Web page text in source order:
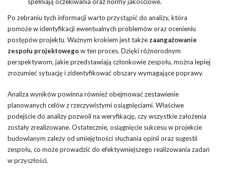
spełniają oczekiwania oraz normy jakościowe.
Po zebraniu tych informacji warto przystąpić do analizy, która
pomoże w identyfikacji ewentualnych problemów oraz ocenieniu
postępów projektu. Ważnym krokiem jest takżezaangażowanie
zespołu projektowegow ten proces. Dzięki różnorodnym
perspektywom, jakie przedstawiają członkowie zespołu, można lepiej
zrozumieć sytuację i zidentyfikować obszary wymagające poprawy.
Analiza wyników powinna również obejmować zestawienie
planowanych celów z rzeczywistymi osiągnięciami. Właściwe
podejście do analizy pozwoli na weryfikację, czy wszystkie założenia
zostały zrealizowane. Ostatecznie, osiągnięcie sukcesu w projekcie
budowlanym zależy od umiejętności słuchania opinii oraz sugestii
zespołu, co może prowadzić do efektywniejszego realizowania zadań
w przyszłości.